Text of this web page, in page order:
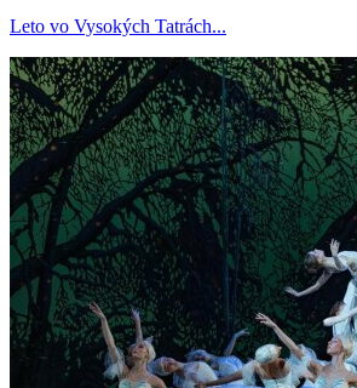
Leto vo Vysokých Tatrách...